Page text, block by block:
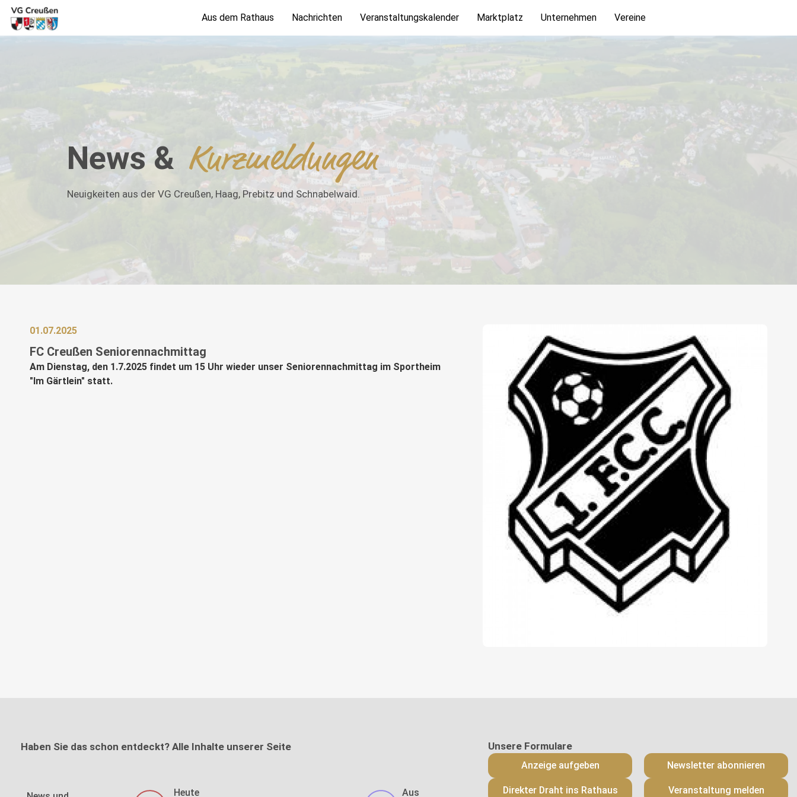
Aus dem Rathaus Nachrichten Veranstaltungskalender Marktplatz Unternehmen Vereine
News & Kurzmeldungen
Neuigkeiten aus der VG Creußen, Haag, Prebitz und Schnabelwaid.
01.07.2025
FC Creußen Seniorennachmittag
Am Dienstag, den 1.7.2025 findet um 15 Uhr wieder unser Seniorennachmittag im Sportheim
"Im Gärtlein" statt.
Haben Sie das schon entdeckt? Alle Inhalte unserer Seite
Heute
Aus
Anzeige aufgeben Newsletter abonnieren
Direkter Draht ins Rathaus Veranstaltung melden